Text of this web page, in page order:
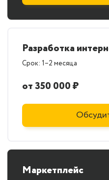
Разработка
Срок: 1–2 месяца
от 350 000 ₽
Маркетплейс